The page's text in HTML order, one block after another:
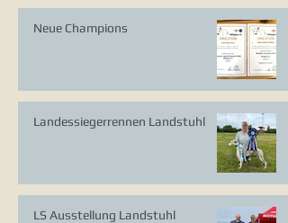
Neue Champions
Landessiegerrennen Landstuhl
LS Ausstellung Landstuhl